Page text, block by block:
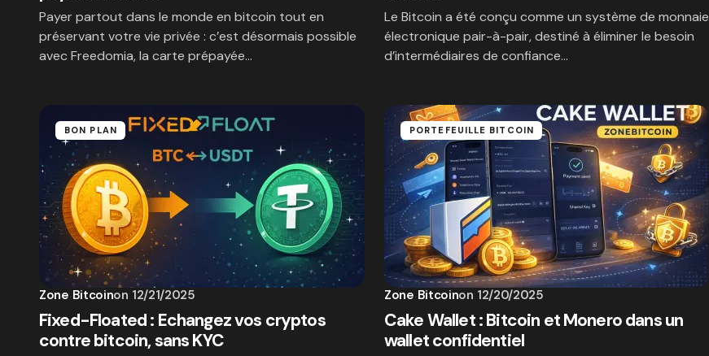
Payer partout dans le monde en bitcoin tout en
préservant votre vie privée : c’est désormais possible
avec Freedomia, la carte prépayée…
Le Bitcoin a été conçu comme un système de monnaie
électronique pair-à-pair, destiné à éliminer le besoin
d’intermédiaires de confiance…
BON PLAN
Zone Bitcoinon 12/21/2025
Fixed-Floated : Echangez vos cryptos
contre bitcoin, sans KYC
PORTEFEUILLE BITCOIN
Zone Bitcoinon 12/20/2025
Cake Wallet : Bitcoin et Monero dans un
wallet confidentiel